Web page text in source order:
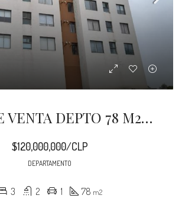
QUILPUE VENTA DEPTO 78 M2 BAQUEDANO
$120,000,000/CLP
DEPARTAMENTO
3 2 1 78 m2